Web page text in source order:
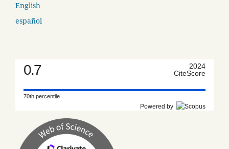
English
español
0.7
2024
CiteScore
70th percentile
Powered by